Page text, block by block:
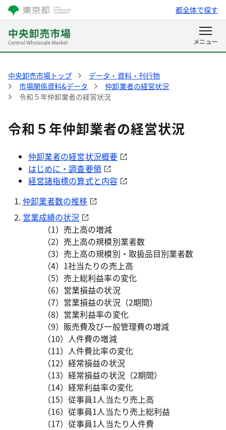
都全体で探す
中央卸売市場トップ
データ・資料・刊行物
市場関係資料&データ
仲卸業者の経営状況
令和５年仲卸業者の経営状況
令和５年仲卸業者の経営状況
仲卸業者の経営状況概要
はじめに・調査要領
経営諸指標の算式と内容
仲卸業者数の推移
営業成績の状況
（1） 売上高の増減
（2） 売上高の規模別業者数
（3） 売上高の規模別・取扱品目別業者数
（4） 1社当たりの売上高
（5） 売上総利益率の変化
（6） 営業損益の状況
（7） 営業損益の状況（2期間）
（8） 営業利益率の変化
（9） 販売費及び一般管理費の増減
（10） 人件費の増減
（11） 人件費比率の変化
（12）経常損益の状況
（13）経常損益の状況（2期間）
（14）経常利益率の変化
（15）従事員1人当たり売上高
（16）従事員1人当たり売上総利益
（17）従事員1人当たり人件費